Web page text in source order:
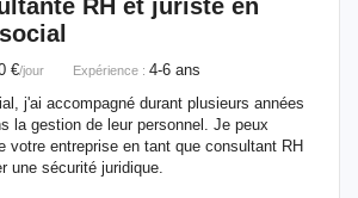
RH et juriste en
social
€/jour Expérience : 4-6 ans
j'ai accompagné durant plusieurs années
la gestion de leur personnel. Je peux
votre entreprise en tant que consultant RH
une sécurité juridique.